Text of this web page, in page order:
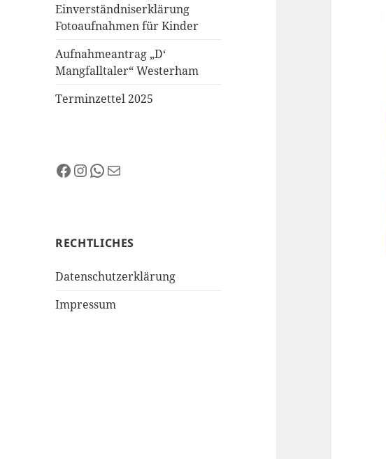
Einverständniserklärung
Fotoaufnahmen für Kinder
Aufnahmeantrag „D‘
Mangfalltaler“ Westerham
Terminzettel 2025
Facebook
Instagram
WhatsApp
E-Mail
RECHTLICHES
Datenschutzerklärung
Impressum